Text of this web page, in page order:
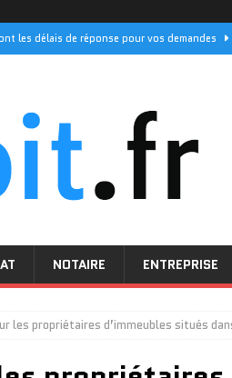
les délais de réponse pour vos demandes
bénéficier de leurs services juridiques
des enfants et pension : quels recours en cas
NOTAIRE ENTREPRISE
les propriétaires d’immeubles situés